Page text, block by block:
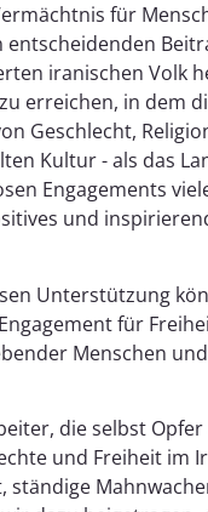
für
iranischen Volk
erreichen, in dem
Geschlecht,
Kultur - als das
Engagements
und
Unterstützung
für
Menschen
die selbst
und Freiheit im